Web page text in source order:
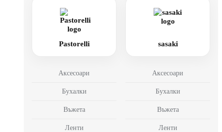
Pastorelli
Аксесоари
Бухалки
Въжета
Ленти
sasaki
Аксесоари
Бухалки
Въжета
Ленти